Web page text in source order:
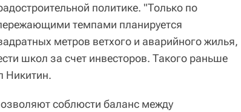
политике. "Только по
темпами планируется
метров ветхого и аварийного жилья,
школ за счет инвесторов. Такого раньше
Никитин.
соблюсти баланс между